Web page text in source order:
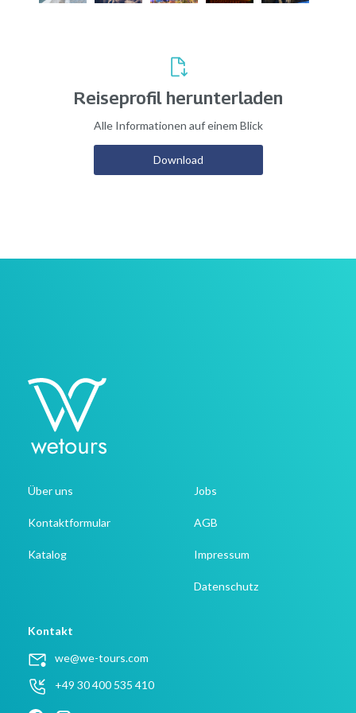
Weltkulturerbe und bekannte Bergwerksstadt
Reiseprofil herunterladen
Alle Informationen auf einem Blick
Download
Über uns
Kontaktformular
Katalog
Jobs
AGB
Impressum
Datenschutz
Kontakt
we@we-tours.com
+49 30 400 535 410